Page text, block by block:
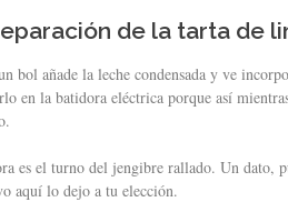
de la tarta de
bol añade la leche condensada y ve
en la batidora eléctrica porque así
es el turno del jengibre rallado. Un dato,
aquí lo dejo a tu elección.